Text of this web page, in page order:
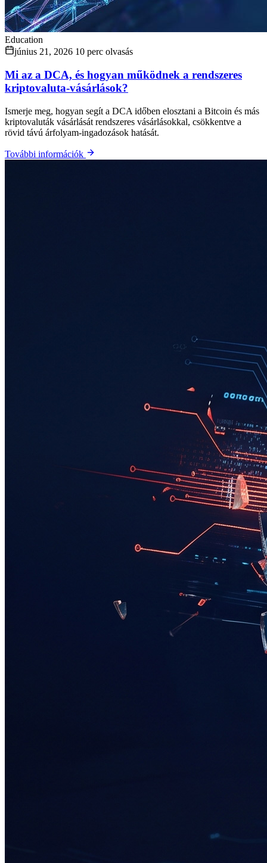
Education
június 21, 2026 10 perc olvasás
Mi az a DCA, és hogyan működnek a rendszeres
kriptovaluta-vásárlások?
Ismerje meg, hogyan segít a DCA időben elosztani a Bitcoin és más
kriptovaluták vásárlását rendszeres vásárlásokkal, csökkentve a
rövid távú árfolyam-ingadozások hatását.
További információk